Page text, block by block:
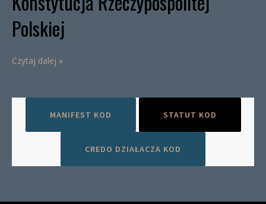
Polskiej
Czytaj dalej »
MANIFEST KOD STATUT KOD
CREDO DZIAŁACZA KOD